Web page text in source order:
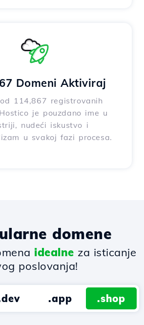
Domeni Aktiviraj
114,867 registrovanih
je pouzdano ime u
nudeći iskustvo i
u svakoj fazi procesa.
domene
idealne za isticanje
poslovanja!
.app .shop